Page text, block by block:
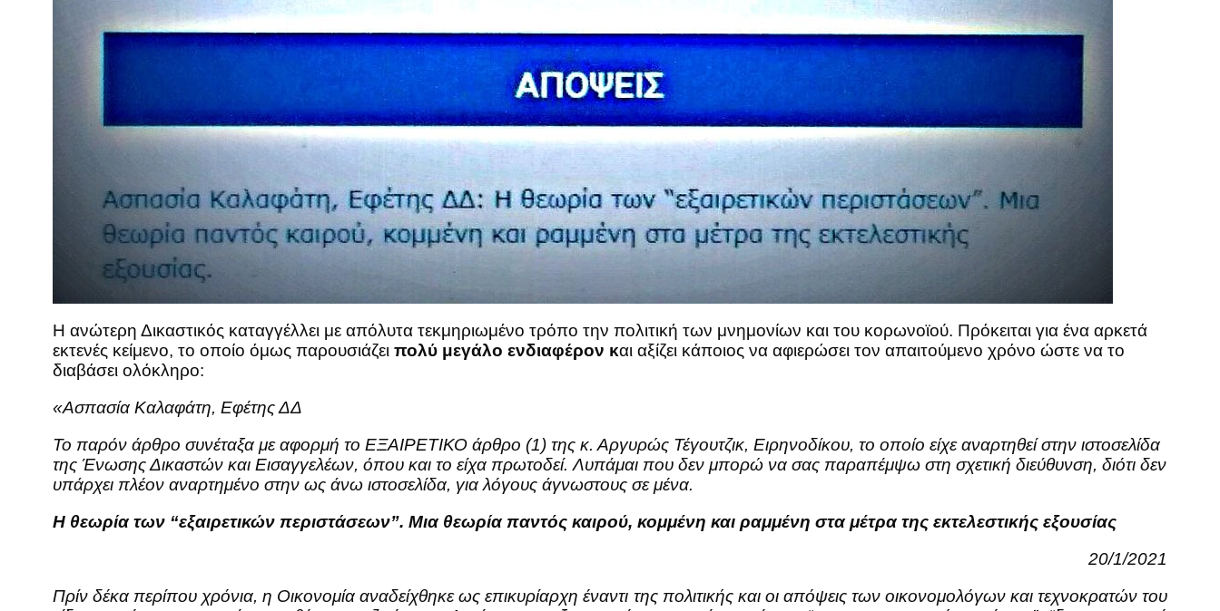
Η ανώτερη Δικαστικός καταγγέλλει με απόλυτα τεκμηριωμένο τρόπο την πολιτική των μνημονίων και του κορωνοϊού. Πρόκειται για ένα αρκετά
εκτενές κείμενο, το οποίο όμως παρουσιάζει πολύ μεγάλο ενδιαφέρον και αξίζει κάποιος να αφιερώσει τον απαιτούμενο χρόνο ώστε να το
διαβάσει ολόκληρο:
«Ασπασία Καλαφάτη, Εφέτης ΔΔ
Το παρόν άρθρο συνέταξα με αφορμή το ΕΞΑΙΡΕΤΙΚΟ άρθρο (1) της κ. Αργυρώς Τέγουτζικ, Ειρηνοδίκου, το οποίο είχε αναρτηθεί στην ιστοσελίδα
της Ένωσης Δικαστών και Εισαγγελέων, όπου και το είχα πρωτοδεί. Λυπάμαι που δεν μπορώ να σας παραπέμψω στη σχετική διεύθυνση, διότι δεν
υπάρχει πλέον αναρτημένο στην ως άνω ιστοσελίδα, για λόγους άγνωστους σε μένα.
Η θεωρία των “εξαιρετικών περιστάσεων”. Μια θεωρία παντός καιρού, κομμένη και ραμμένη στα μέτρα της εκτελεστικής εξουσίας
20/1/2021
Πρίν δέκα περίπου χρόνια, η Οικονομία αναδείχθηκε ως επικυρίαρχη έναντι της πολιτικής και οι απόψεις των οικονομολόγων και τεχνοκρατών του